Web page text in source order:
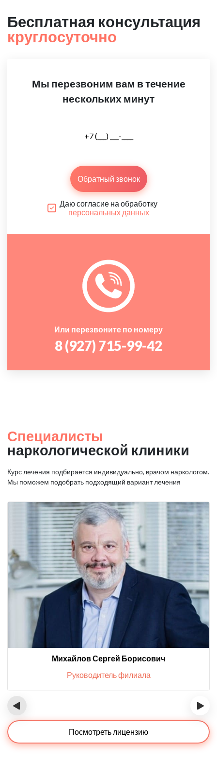
Бесплатная консультация
круглосуточно
Мы перезвоним вам в течение
нескольких минут
Обратный звонок
Даю согласие на обработку
персональных данных
Или перезвоните по номеру
8 (927) 715-99-42
Специалисты
наркологической клиники
Курс лечения подбирается индивидуально, врачом наркологом.
Мы поможем подобрать подходящий вариант лечения
Михайлов Сергей Борисович
Руководитель филиала
‹ ›
Посмотреть лицензию